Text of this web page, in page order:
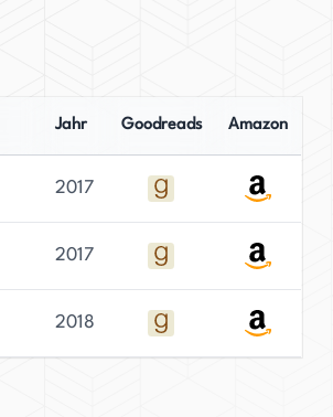
Jahr Goodreads Amazon
2017
2017
2018